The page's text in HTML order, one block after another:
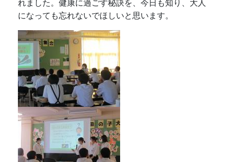
れました。健康に過ごす秘訣を、今日も知り、大人
になっても忘れないでほしいと思います。